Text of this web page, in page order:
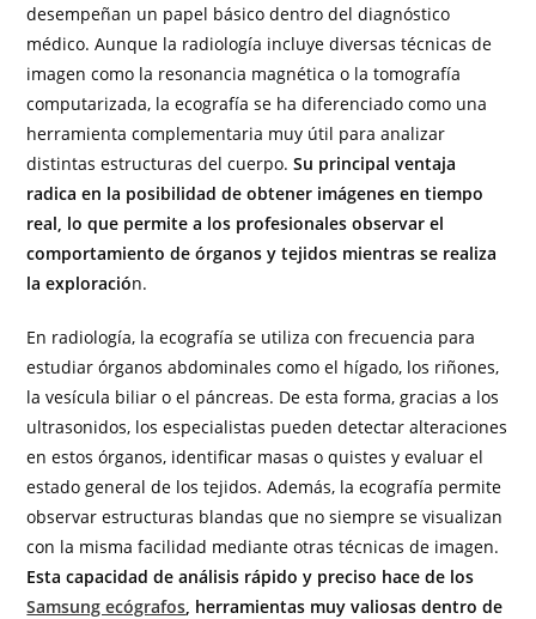
desempeñan un papel básico dentro del diagnóstico
médico. Aunque la radiología incluye diversas técnicas de
imagen como la resonancia magnética o la tomografía
computarizada, la ecografía se ha diferenciado como una
herramienta complementaria muy útil para analizar
distintas estructuras del cuerpo.Su principal ventaja
radica en la posibilidad de obtener imágenes en tiempo
real, lo que permite a los profesionales observar el
comportamiento de órganos y tejidos mientras se realiza
la exploración.
En radiología, la ecografía se utiliza con frecuencia para
estudiar órganos abdominales como el hígado, los riñones,
la vesícula biliar o el páncreas. De esta forma, gracias a los
ultrasonidos, los especialistas pueden detectar alteraciones
en estos órganos, identificar masas o quistes y evaluar el
estado general de los tejidos. Además, la ecografía permite
observar estructuras blandas que no siempre se visualizan
con la misma facilidad mediante otras técnicas de imagen.
Esta capacidad de análisis rápido y preciso hace de los
Samsung ecógrafos , herramientas muy valiosas dentro de